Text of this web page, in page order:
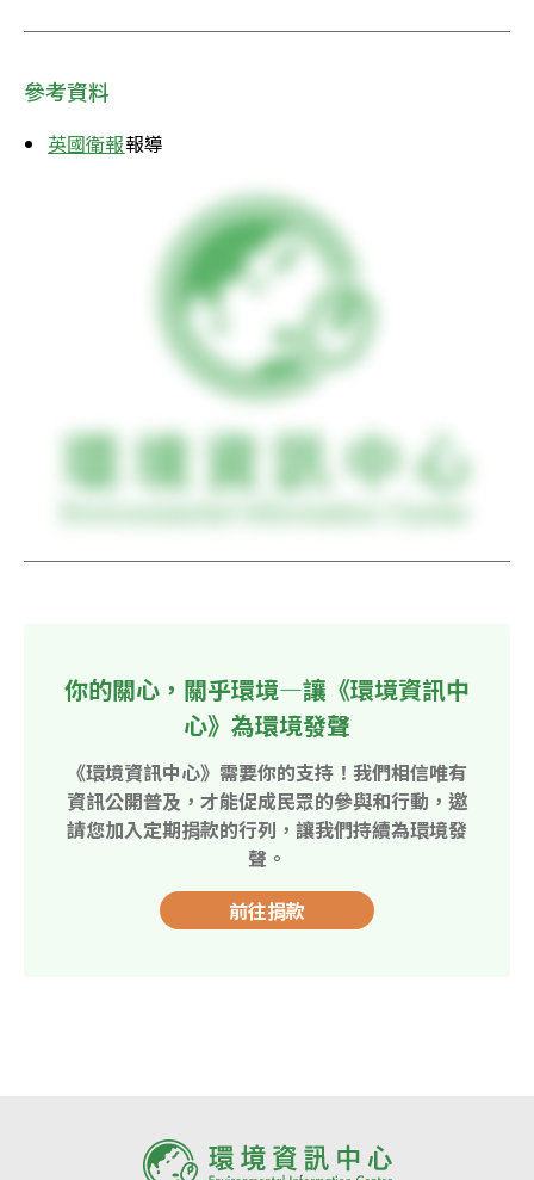
參考資料
英國衛報報導
你的關心，關乎環境—讓《環境資訊中
心》為環境發聲
《環境資訊中心》需要你的支持！我們相信唯有
資訊公開普及，才能促成民眾的參與和行動，邀
請您加入定期捐款的行列，讓我們持續為環境發
聲。
前往捐款